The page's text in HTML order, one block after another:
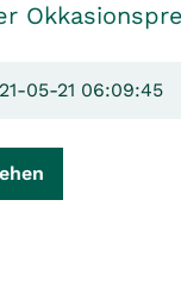
05-21 06:09:45